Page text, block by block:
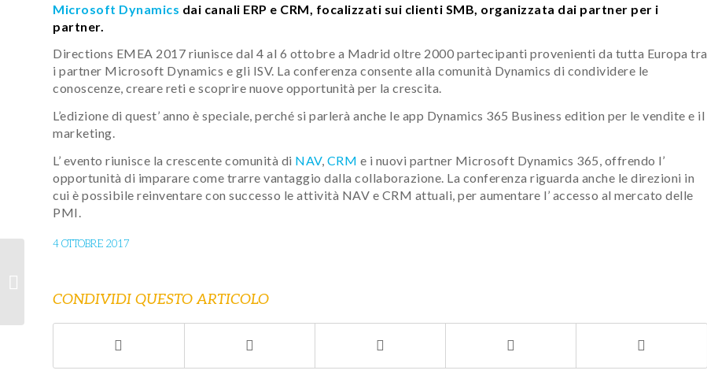
Microsoft Dynamics dai canali ERP e CRM, focalizzati sui clienti SMB, organizzata dai partner per i
partner.
Directions EMEA 2017 riunisce dal 4 al 6 ottobre a Madrid oltre 2000 partecipanti provenienti da tutta Europa tra
i partner Microsoft Dynamics e gli ISV. La conferenza consente alla comunità Dynamics di condividere le
conoscenze, creare reti e scoprire nuove opportunità per la crescita.
L’edizione di quest’ anno è speciale, perché si parlerà anche le app Dynamics 365 Business edition per le vendite e il
marketing.
L’ evento riunisce la crescente comunità di NAV, CRM e i nuovi partner Microsoft Dynamics 365, offrendo l’
opportunità di imparare come trarre vantaggio dalla collaborazione. La conferenza riguarda anche le direzioni in
cui è possibile reinventare con successo le attività NAV e CRM attuali, per aumentare l’ accesso al mercato delle
PMI.
4 OTTOBRE 2017
CONDIVIDI QUESTO ARTICOLO